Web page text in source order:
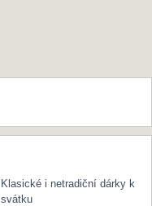
Klasické i netradiční dárky k
svátku